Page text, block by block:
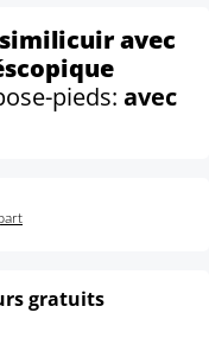
avec
pieds: avec
gratuits